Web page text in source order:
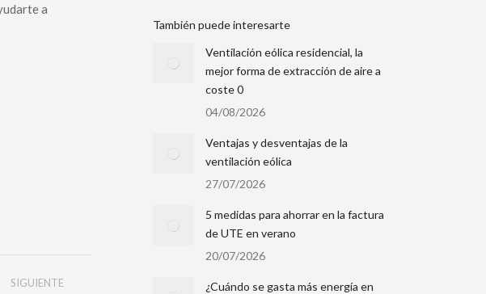
a
SIGUIENTE
También puede interesarte
Ventilación eólica residencial, la
mejor forma de extracción de aire a
coste 0
04/08/2026
Ventajas y desventajas de la
ventilación eólica
27/07/2026
5 medidas para ahorrar en la factura
de UTE en verano
20/07/2026
¿Cuándo se gasta más energía en